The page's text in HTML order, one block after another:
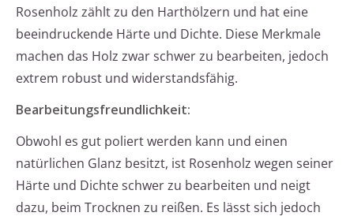
Rosenholz zählt zu den Harthölzern und hat eine
beeindruckende Härte und Dichte. Diese Merkmale
machen das Holz zwar schwer zu bearbeiten, jedoch
extrem robust und widerstandsfähig.
Bearbeitungsfreundlichkeit:
Obwohl es gut poliert werden kann und einen
natürlichen Glanz besitzt, ist Rosenholz wegen seiner
Härte und Dichte schwer zu bearbeiten und neigt
dazu, beim Trocknen zu reißen. Es lässt sich jedoch